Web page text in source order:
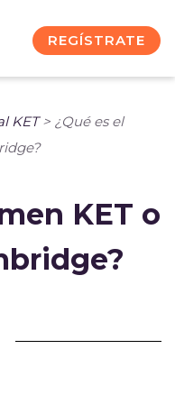
REGÍSTRATE
KET> ¿Qué es el
KET o